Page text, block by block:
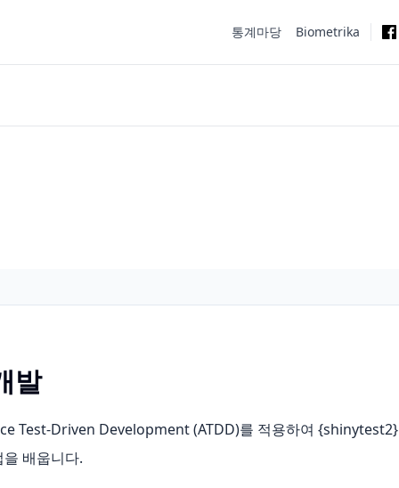
통계마당 Biometrika
발
Test-Driven Development (ATDD)를 적용하여 {shinytest2}
배웁니다.